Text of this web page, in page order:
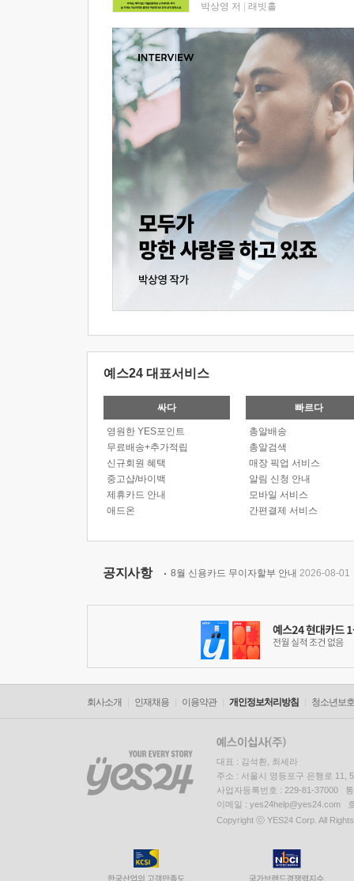
박상영 저 래빗홀
예스24 대표서비스
싸다
영원한 YES포인트
무료배송+추가적립
신규회원 혜택
중고샵/바이백
제휴카드 안내
애드온
빠르다
총알배송
총알검색
매장 픽업 서비스
알림 신청 안내
모바일 서비스
간편결제 서비스
공지사항 8월 신용카드 무이자할부 안내 2026-08-01
회사소개 인재채용 이용약관 개인정보처리방침 청소년보
대표 : 김석환, 최세라
주소 : 서울시 영등포구 은행로 11,
사업자등록번호 : 229-81-37000
이메일 : yes24help@yes24.com
Copyright ⓒ YES24 Corp. All